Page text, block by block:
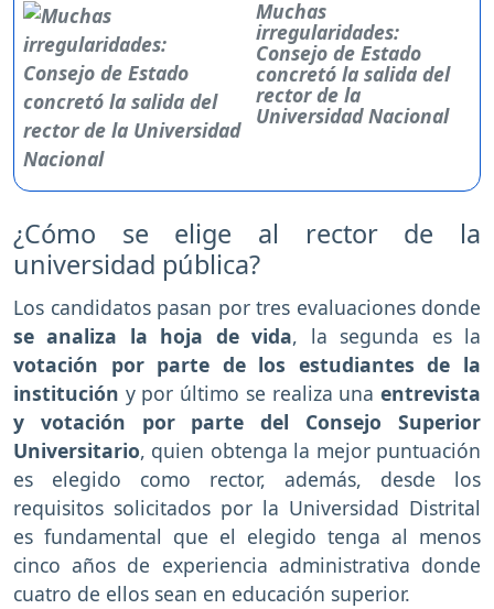
Muchas
irregularidades:
Consejo de Estado
concretó la salida del
rector de la
Universidad Nacional
¿Cómo se elige al rector de la
universidad pública?
Los candidatos pasan por tres evaluaciones donde
se analiza la hoja de vida, la segunda es la
votación por parte de los estudiantes de la
institución y por último se realiza una entrevista
y votación por parte del Consejo Superior
Universitario, quien obtenga la mejor puntuación
es elegido como rector, además, desde los
requisitos solicitados por la Universidad Distrital
es fundamental que el elegido tenga al menos
cinco años de experiencia administrativa donde
cuatro de ellos sean en educación superior.